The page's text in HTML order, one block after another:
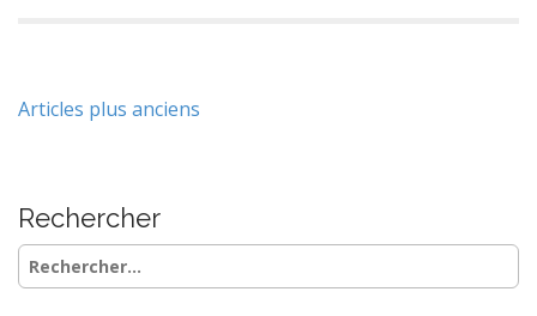
Navigation
Articles plus anciens
Rechercher
Rechercher :